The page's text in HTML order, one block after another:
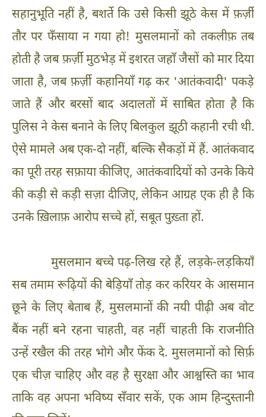
सहानुभूति नहीं है, बशर्ते कि उसे किसी झूठे केस में फ़र्ज़ी
तौर पर फँसाया न गया हो! मुसलमानों को तकलीफ़ तब
होती है जब फ़र्ज़ी मुठभेड़ में इशरत जहाँ जैसों को मार दिया
जाता है, जब फ़र्ज़ी कहानियाँ गढ़ कर 'आतंकवादी' पकड़े
जाते हैं और बरसों बाद अदालतों में साबित होता है कि
पुलिस ने केस बनाने के लिए बिलकुल झूठी कहानी रची थी.
ऐसे मामले अब एक-दो नहीं, बल्कि सैकड़ों में हैं. आतंकवाद
का पूरी तरह सफ़ाया कीजिए, आतंकवादियों को उनके किये
की कड़ी से कड़ी सज़ा दीजिए, लेकिन आग्रह एक ही है कि
उनके ख़िलाफ़ आरोप सच्चे हों, सबूत पुख़्ता हों.
मुसलमान बच्चे पढ़-लिख रहे हैं, लड़के-लड़कियाँ
सब तमाम रूढ़ियों की बेड़ियाँ तोड़ कर करियर के आसमान
छूने के लिए बेताब हैं, मुसलमानों की नयी पीढ़ी अब वोट
बैंक नहीं बने रहना चाहती, वह नहीं चाहती कि राजनीति
उन्हें रखैल की तरह भोगे और फेंक दे. मुसलमानों को सिर्फ़
एक चीज़ चाहिए और वह है सुरक्षा और आश्वस्ति का भाव
ताकि वह अपना भविष्य सँवार सकें, एक आम हिन्दुस्तानी